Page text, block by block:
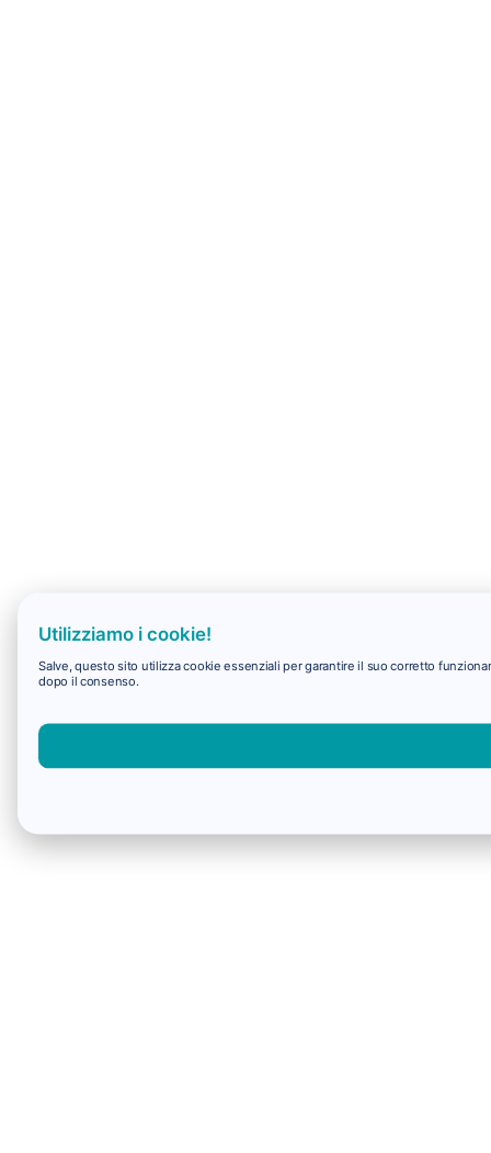
Utilizziamo i cookie!
Salve, questo sito utilizza cookie essenziali per garantire il suo corretto
dopo il consenso.